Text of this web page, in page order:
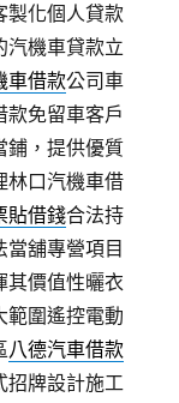
製化個人貸款
汽機車貸款立
車借款公司車
款免留車客戶
鋪，提供優質
林口汽機車借
貼借錢合法持
舖專營項目
其價值性曬衣
範圍遙控電動
八德汽車借款
招牌設計施工